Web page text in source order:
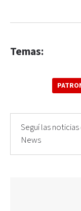
Temas:
Seguí las
News